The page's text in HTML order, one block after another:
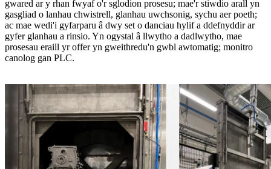
gwared ar y rhan fwyaf o'r sglodion prosesu; mae'r stiwdio arall yn
gasgliad o lanhau chwistrell, glanhau uwchsonig, sychu aer poeth;
ac mae wedi'i gyfarparu â dwy set o danciau hylif a ddefnyddir ar
gyfer glanhau a rinsio. Yn ogystal â llwytho a dadlwytho, mae
prosesau eraill yr offer yn gweithredu'n gwbl awtomatig; monitro
canolog gan PLC.